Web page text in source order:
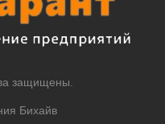
защищены.
Бихайв